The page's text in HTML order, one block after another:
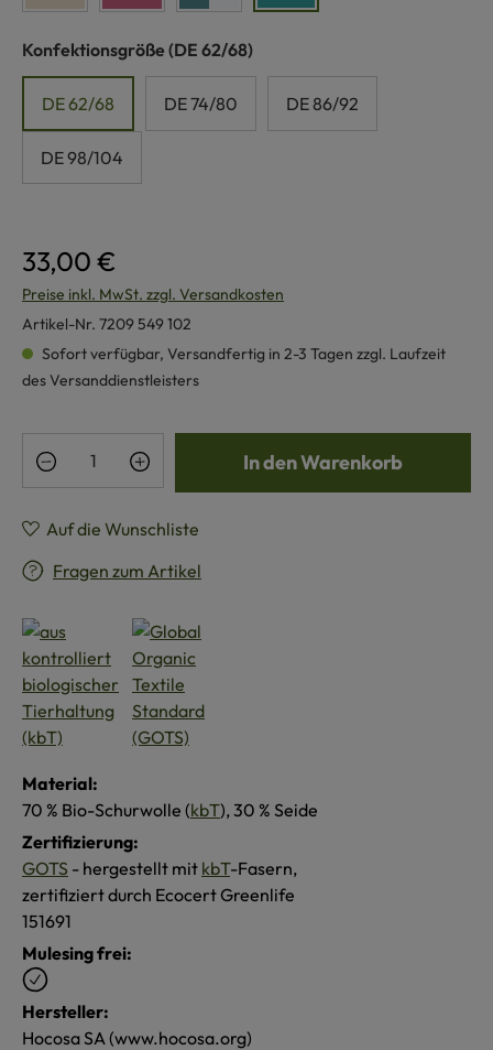
Konfektionsgröße auswählen
(DE 62/68)
DE 62/68 DE 74/80 DE 86/92
DE 98/104
33,00 €
Preise inkl. MwSt. zzgl. Versandkosten
Artikel-Nr. 7209 549 102
Sofort verfügbar, Versandfertig in 2-3 Tagen zzgl. Laufzeit
des Versanddienstleisters
Produkt Anzahl: Gib den gewünschten
In den Warenkorb
Auf die Wunschliste
Fragen zum Artikel
Material:
70 % Bio-Schurwolle (kbT), 30 % Seide
Zertifizierung:
GOTS - hergestellt mit kbT-Fasern,
zertifiziert durch Ecocert Greenlife
151691
Mulesing frei:
Hersteller:
Hocosa SA (www.hocosa.org)